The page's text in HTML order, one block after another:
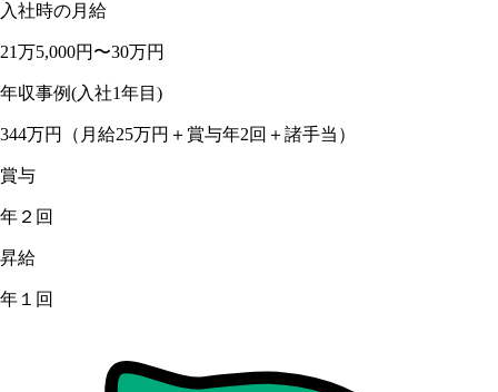
入社時の月給
21万5,000円〜30万円
年収事例(入社1年目)
344万円（月給25万円＋賞与年2回＋諸手当）
賞与
年２回
昇給
年１回